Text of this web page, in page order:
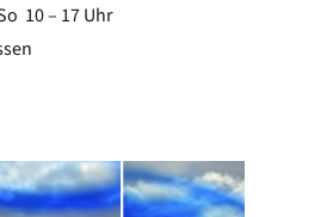
10 – 17 Uhr